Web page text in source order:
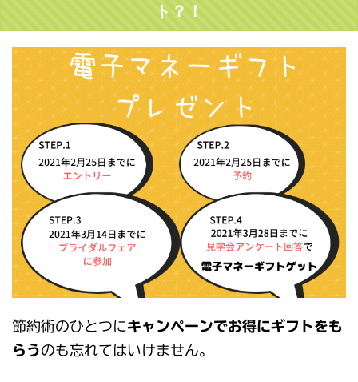
ト？！
節約術のひとつにキャンペーンでお得にギフトをも
らうのも忘れてはいけません。